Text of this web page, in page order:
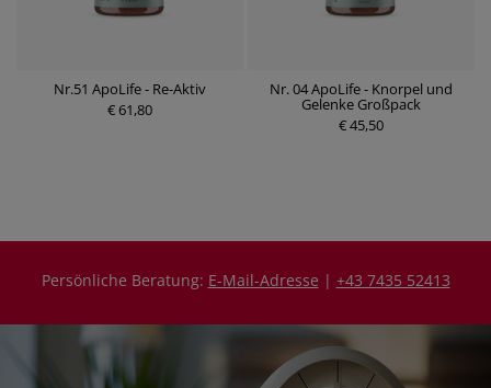
Nr.51 ApoLife - Re-Aktiv
€ 61,80
Nr. 04 ApoLife - Knorpel und
Gelenke Großpack
€ 45,50
P
Persönliche Beratung: E-Mail-Adresse | +43 7435 52413